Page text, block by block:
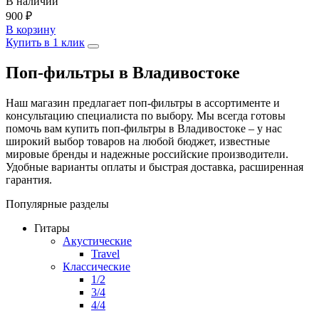
900 ₽
В корзину
Купить в 1 клик
Поп-фильтры в Владивостоке
Наш магазин предлагает поп-фильтры в ассортименте и
консультацию специалиста по выбору. Мы всегда готовы
помочь вам купить поп-фильтры в Владивостоке – у нас
широкий выбор товаров на любой бюджет, известные
мировые бренды и надежные российские производители.
Удобные варианты оплаты и быстрая доставка, расширенная
гарантия.
Популярные разделы
Гитары
Акустические
Travel
Классические
1/2
3/4
4/4